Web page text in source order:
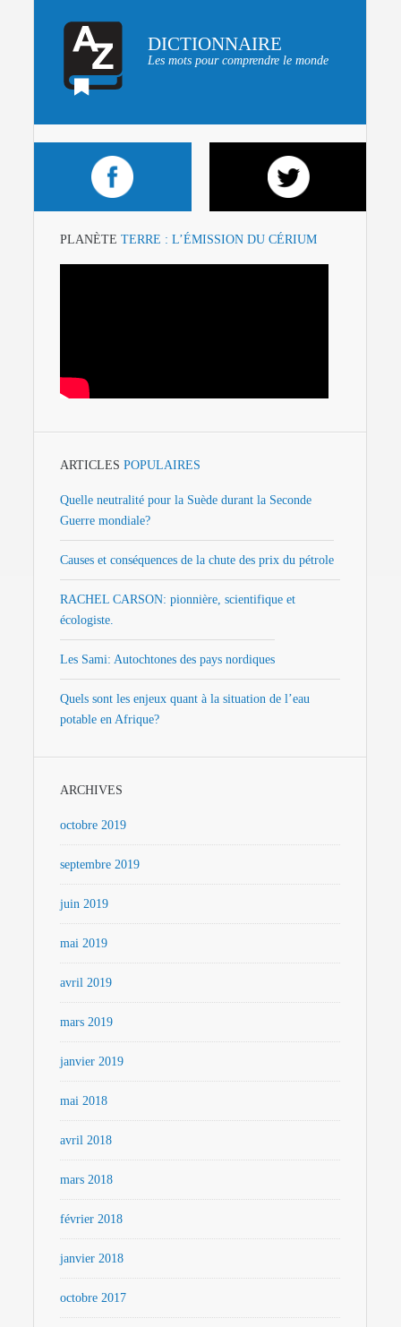
DICTIONNAIRE
Les mots pour comprendre le monde
PLANÈTE TERRE : L’ÉMISSION DU CÉRIUM
ARTICLES POPULAIRES
Quelle neutralité pour la Suède durant la Seconde
Guerre mondiale?
Causes et conséquences de la chute des prix du pétrole
RACHEL CARSON: pionnière, scientifique et
écologiste.
Les Sami: Autochtones des pays nordiques
Quels sont les enjeux quant à la situation de l’eau
potable en Afrique?
ARCHIVES
octobre 2019
septembre 2019
juin 2019
mai 2019
avril 2019
mars 2019
janvier 2019
mai 2018
avril 2018
mars 2018
février 2018
janvier 2018
octobre 2017